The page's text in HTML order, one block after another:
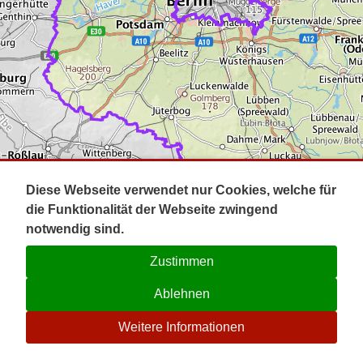
Impressum
Kontakt
☉
Diese Webseite verwendet nur Cookies, welche für
die Funktionalität der Webseite zwingend
notwendig sind.
Zustimmen
Ablehnen
Weitere Informationen